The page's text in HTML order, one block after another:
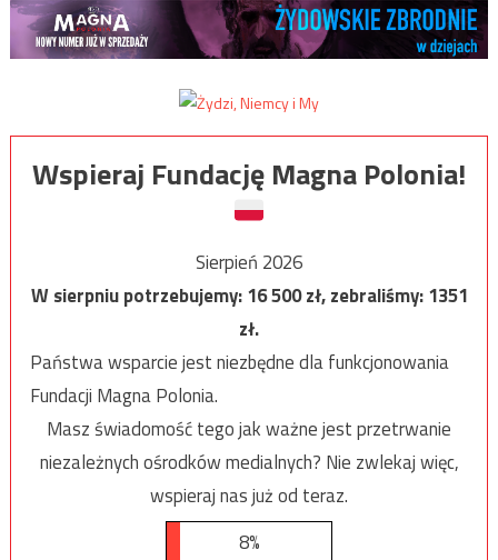
Wspieraj Fundację Magna Polonia!
Sierpień 2026
W sierpniu potrzebujemy:16 500zł, zebraliśmy:1351
zł.
Państwa wsparcie jest niezbędne dla funkcjonowania
Fundacji Magna Polonia.
Masz świadomość tego jak ważne jest przetrwanie
niezależnych ośrodków medialnych? Nie zwlekaj więc,
wspieraj nas już od teraz.
8%